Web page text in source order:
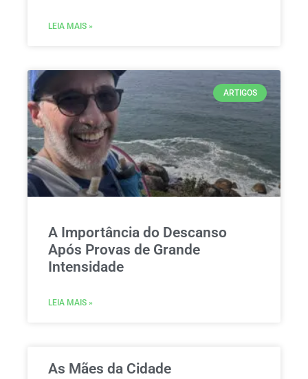
LEIA MAIS »
ARTIGOS
A Importância do Descanso
Após Provas de Grande
Intensidade
LEIA MAIS »
As Mães da Cidade